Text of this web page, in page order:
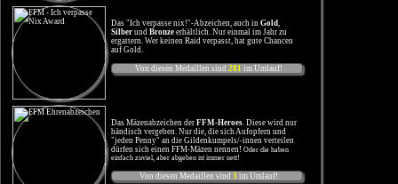
Das "Ich verpasse nix!"-Abzeichen, auch in Gold
Silber und Bronze erhältlich. Nur einmal im Jahr zu
ergattern. Wer keinen Raid verpasst, hat gute Chancen
auf Gold.
Von diesen Medaillen sind 281 im Umlauf!
Das Mäzenabzeichen der FFM-Heroes . Diese wird nur
händisch vergeben. Nur die, die sich Aufopfern und
"jeden Penny" an die Gildenkumpels/-innen verteilen
dürfen sich einen FFM-Mäzen nennen! Oder die haben
einfach zuviel, aber abgeben ist immer nett!
Von diesen Medaillen sind 3 im Umlauf!